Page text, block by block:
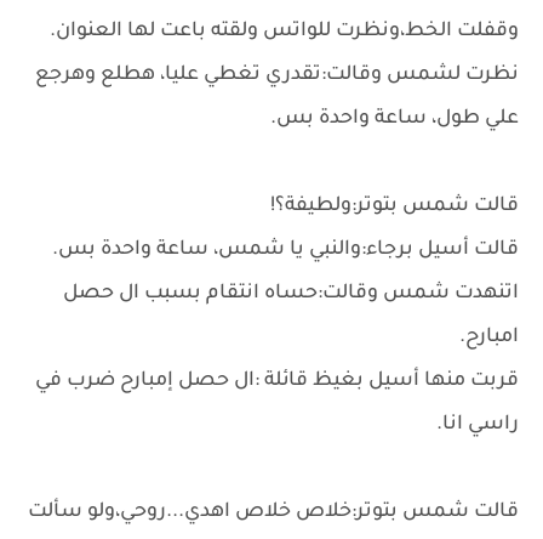
وقفلت الخط،ونظرت للواتس ولقته باعت لها العنوان.
نظرت لشمس وقالت:تقدري تغطي عليا، هطلع وهرجع
علي طول، ساعة واحدة بس.
قالت شمس بتوتر:ولطيفة؟!
قالت أسيل برجاء:والنبي يا شمس، ساعة واحدة بس.
اتنهدت شمس وقالت:حساه انتقام بسبب ال حصل
امبارح.
قربت منها أسيل بغيظ قائلة :ال حصل إمبارح ضرب في
راسي انا.
قالت شمس بتوتر:خلاص خلاص اهدي...روحي،ولو سألت